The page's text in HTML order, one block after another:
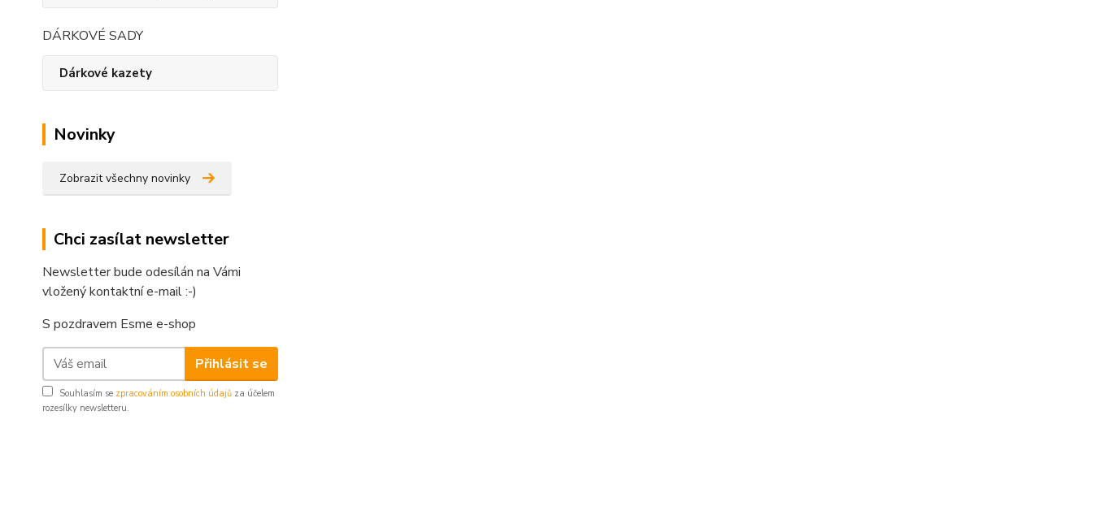
DÁRKOVÉ SADY
Dárkové kazety
Novinky
Zobrazit všechny novinky
Chci zasílat newsletter
Newsletter bude odesílán na Vámi
vložený kontaktní e-mail :-)
S pozdravem Esme e-shop
Přihlásit se
Souhlasím se zpracováním osobních údajů za účelem
rozesílky newsletteru.